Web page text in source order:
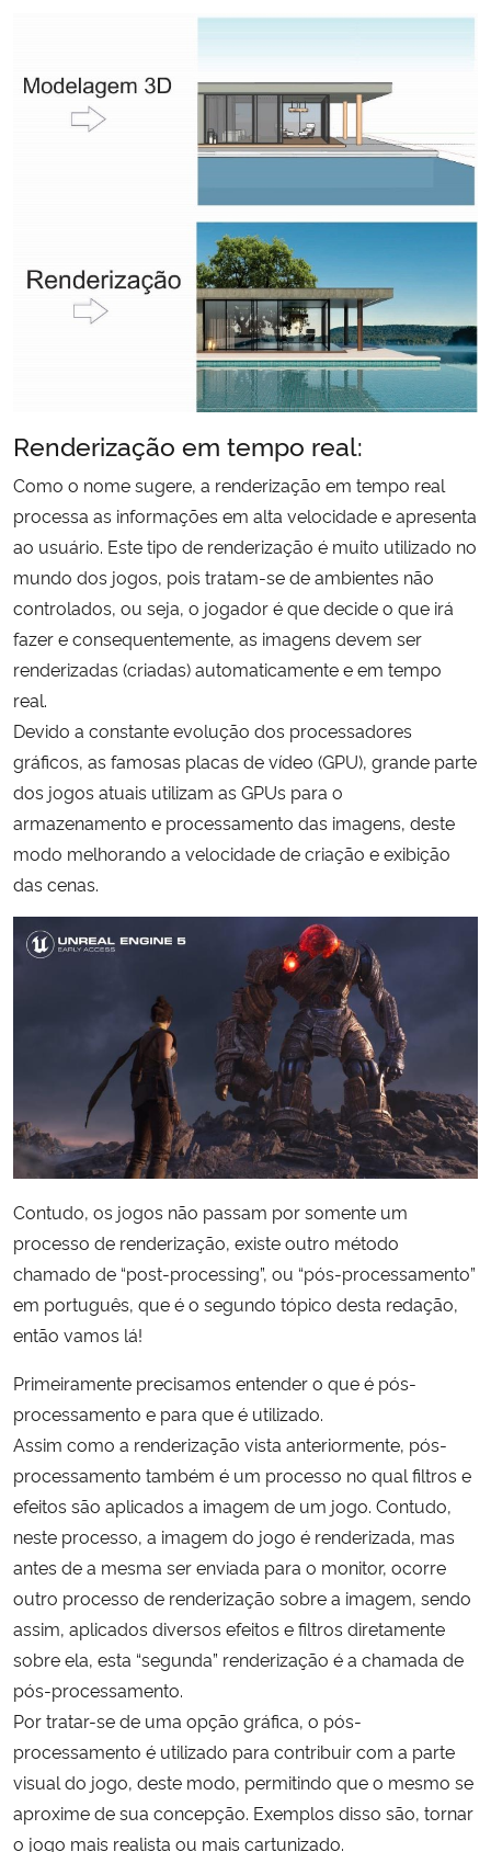
Renderização em tempo real:
Como o nome sugere, a renderização em tempo real
processa as informações em alta velocidade e apresenta
ao usuário. Este tipo de renderização é muito utilizado no
mundo dos jogos, pois tratam-se de ambientes não
controlados, ou seja, o jogador é que decide o que irá
fazer e consequentemente, as imagens devem ser
renderizadas (criadas) automaticamente e em tempo
real.
Devido a constante evolução dos processadores
gráficos, as famosas placas de vídeo (GPU), grande parte
dos jogos atuais utilizam as GPUs para o
armazenamento e processamento das imagens, deste
modo melhorando a velocidade de criação e exibição
das cenas.
Contudo, os jogos não passam por somente um
processo de renderização, existe outro método
chamado de “post-processing”, ou “pós-processamento”
em português, que é o segundo tópico desta redação,
então vamos lá!
Primeiramente precisamos entender o que é pós-
processamento e para que é utilizado.
Assim como a renderização vista anteriormente, pós-
processamento também é um processo no qual filtros e
efeitos são aplicados a imagem de um jogo. Contudo,
neste processo, a imagem do jogo é renderizada, mas
antes de a mesma ser enviada para o monitor, ocorre
outro processo de renderização sobre a imagem, sendo
assim, aplicados diversos efeitos e filtros diretamente
sobre ela, esta “segunda” renderização é a chamada de
pós-processamento.
Por tratar-se de uma opção gráfica, o pós-
processamento é utilizado para contribuir com a parte
visual do jogo, deste modo, permitindo que o mesmo se
aproxime de sua concepção. Exemplos disso são, tornar
o jogo mais realista ou mais cartunizado.